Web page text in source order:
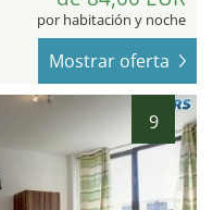
por habitación y noche
Mostrar oferta
9